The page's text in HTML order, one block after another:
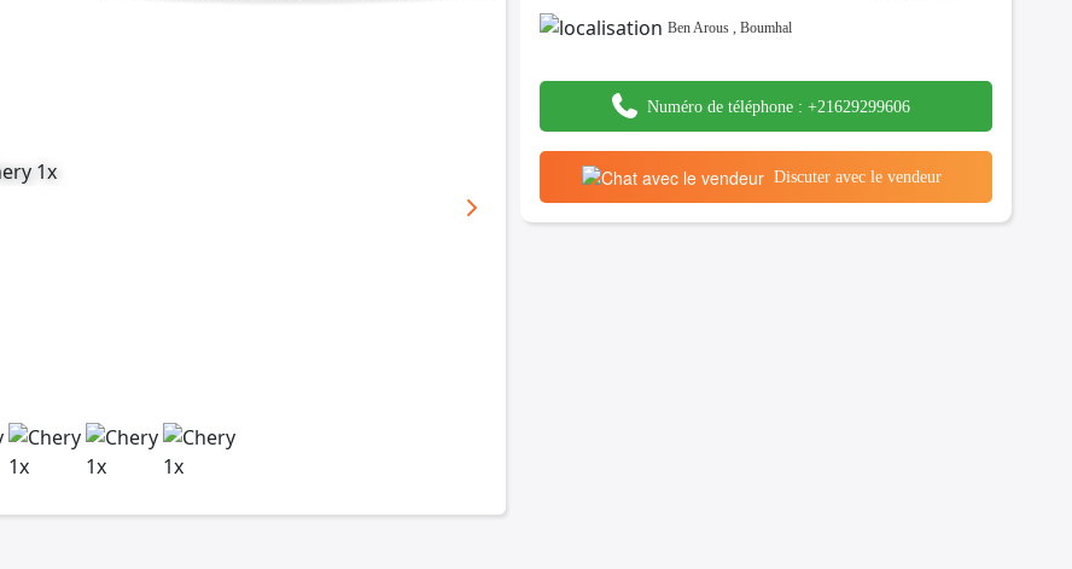
Ben Arous ,Boumhal
Numéro de téléphone :+21629299606
Discuter avec le vendeur